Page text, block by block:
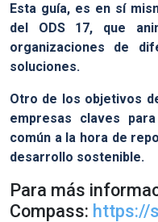
Esta guía, es en sí
del ODS 17, que
organizaciones de
soluciones.
Otro de los objetivos
empresas claves
común a la hora de
desarrollo sostenible.
Para más
Compass: https://